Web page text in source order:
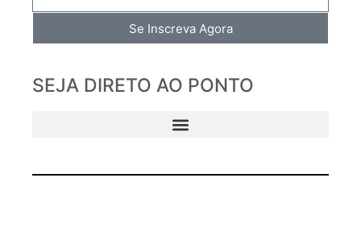
Se Inscreva Agora
SEJA DIRETO AO PONTO